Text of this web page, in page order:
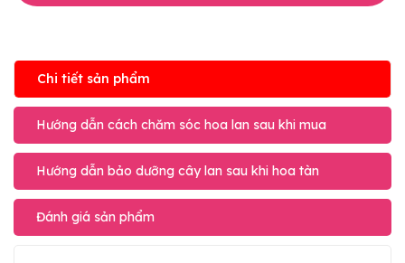
Chi tiết sản phẩm
Hướng dẫn cách chăm sóc hoa lan sau khi mua
Hướng dẫn bảo dưỡng cây lan sau khi hoa tàn
Đánh giá sản phẩm